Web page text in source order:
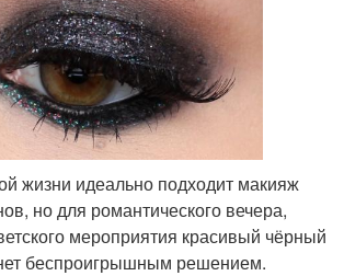
жизни идеально подходит макияж
но для романтического вечера,
мероприятия красивый чёрный
беспроигрышным решением.